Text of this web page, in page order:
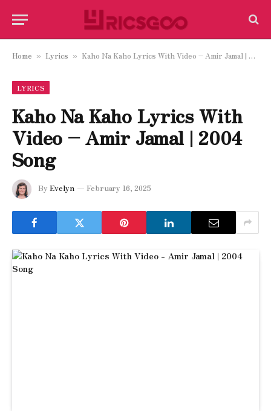
Home » Lyrics » Kaho Na Kaho Lyrics With Video – Amir Jamal | 2004 Song
LYRICS
Kaho Na Kaho Lyrics With
Video – Amir Jamal | 2004
Song
By Evelyn February 16, 2025